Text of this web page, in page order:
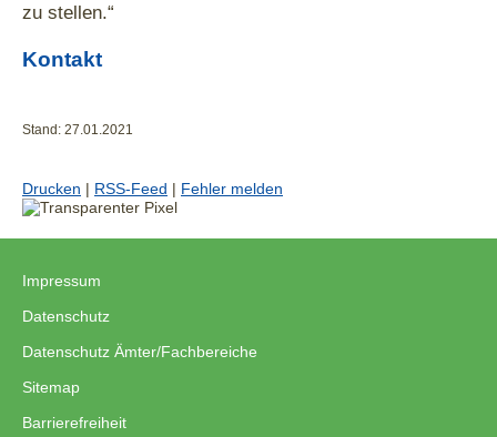
zu stellen.“
Kontakt
Stand: 27.01.2021
Drucken | RSS-Feed | Fehler melden
Impressum
Datenschutz
Datenschutz Ämter/Fachbereiche
Sitemap
Barrierefreiheit